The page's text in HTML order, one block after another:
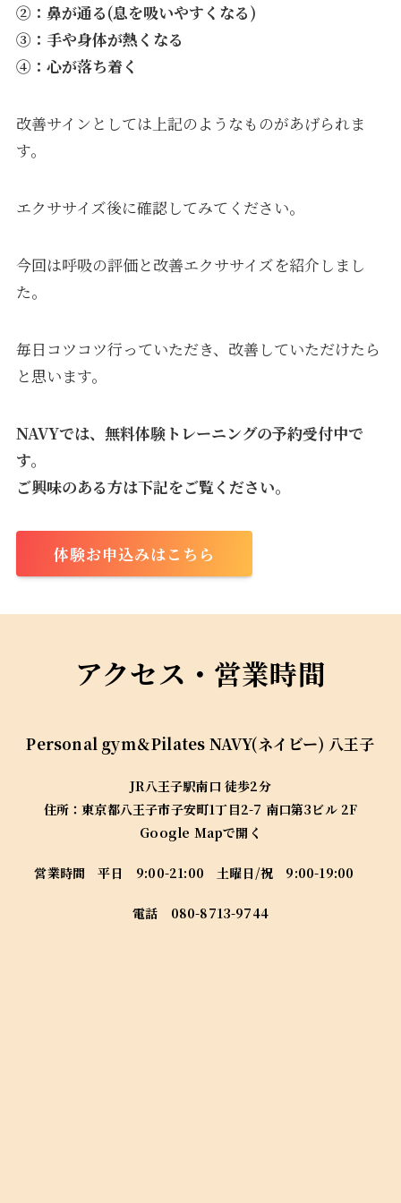
②：鼻が通る(息を吸いやすくなる)
③：手や身体が熱くなる
④：心が落ち着く
改善サインとしては上記のようなものがあげられま
す。
エクササイズ後に確認してみてください。
今回は呼吸の評価と改善エクササイズを紹介しまし
た。
毎日コツコツ行っていただき、改善していただけたら
と思います。
NAVYでは、無料体験トレーニングの予約受付中で
す。
ご興味のある方は下記をご覧ください。
体験お申込みはこちら
アクセス・営業時間
Personal gym＆Pilates NAVY(ネイビー) 八王子
JR八王子駅南口 徒歩2分
住所：東京都八王子市子安町1丁目2-7 南口第3ビル 2F
Google Mapで開く
営業時間 平日 9:00-21:00 土曜日/祝 9:00-19:00
電話 080-8713-9744